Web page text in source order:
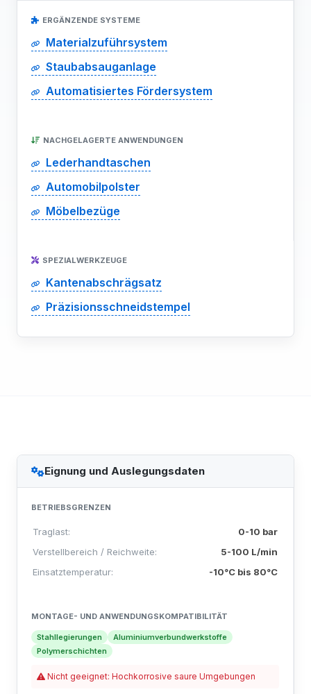
ERGÄNZENDE SYSTEME
Materialzuführsystem
Staubabsauganlage
Automatisiertes Fördersystem
NACHGELAGERTE ANWENDUNGEN
Lederhandtaschen
Automobilpolster
Möbelbezüge
SPEZIALWERKZEUGE
Kantenabschrägsatz
Präzisionsschneidstempel
Eignung und Auslegungsdaten
BETRIEBSGRENZEN
Traglast:
0-10 bar
Verstellbereich / Reichweite:
5-100 L/min
Einsatztemperatur:
-10°C bis 80°C
MONTAGE- UND ANWENDUNGSKOMPATIBILITÄT
Stahllegierungen
Aluminiumverbundwerkstoffe
Polymerschichten
Nicht geeignet: Hochkorrosive saure Umgebungen